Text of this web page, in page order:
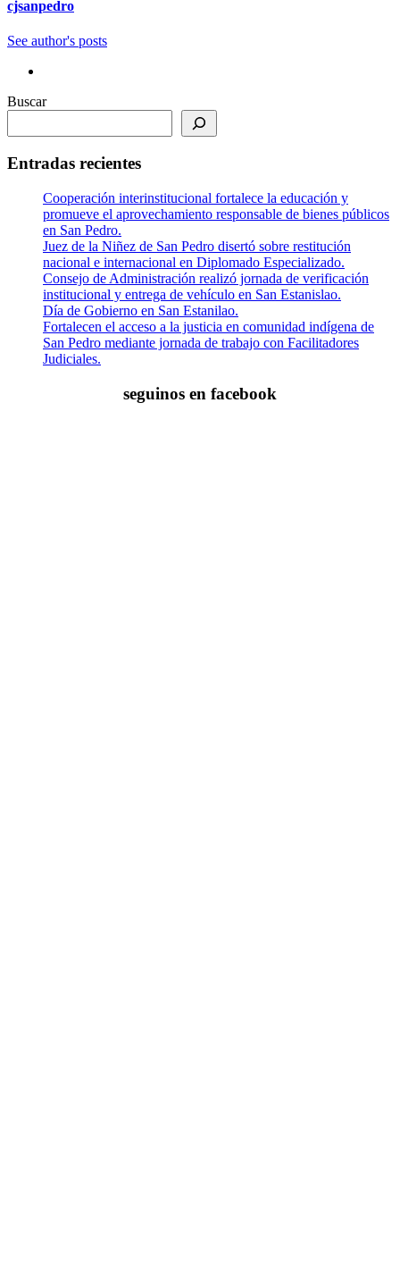
cjsanpedro
See author's posts
Buscar
Entradas recientes
Cooperación interinstitucional fortalece la educación y
promueve el aprovechamiento responsable de bienes públicos
en San Pedro.
Juez de la Niñez de San Pedro disertó sobre restitución
nacional e internacional en Diplomado Especializado.
Consejo de Administración realizó jornada de verificación
institucional y entrega de vehículo en San Estanislao.
Día de Gobierno en San Estanilao.
Fortalecen el acceso a la justicia en comunidad indígena de
San Pedro mediante jornada de trabajo con Facilitadores
Judiciales.
seguinos en facebook